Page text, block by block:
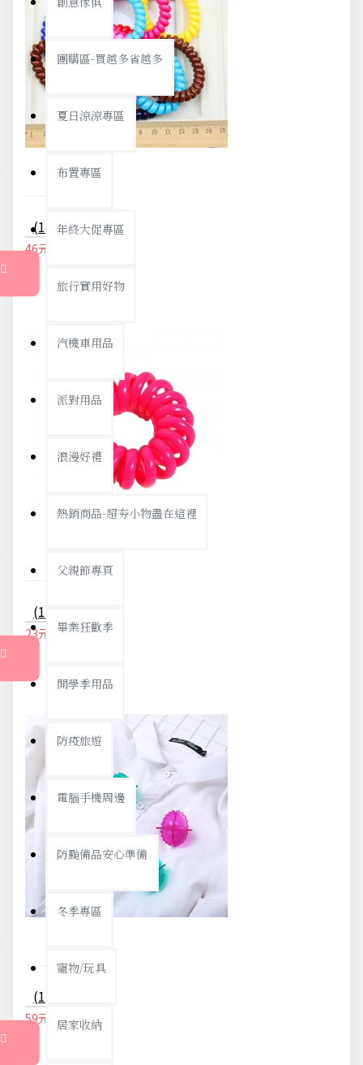
團購區-買越多省越多
夏日涼涼專區
布置專區
年終大促專區
旅行實用好物
汽機車用品
派對用品
浪漫好禮
熱銷商品-超夯小物盡在這裡
父親節專頁
畢業狂歡季
開學季用品
防疫旅遊
電腦手機周邊
防颱備品安心準備
冬季專區
寵物/玩具
居家收納
(10入)大號糖果色電話線髮圈 不留綁痕 不咬髮髮束
46元
23元 24元
59元 62元